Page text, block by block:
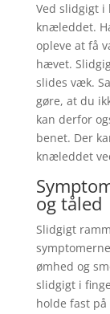
Ved slidgigt
knæleddet.
opleve at få
hævet.
slides væk.
gøre, at du
kan derfor
benet. Der
knæleddet
og tåled
Slidgigt
ømhed og
slidgigt i
holde fast